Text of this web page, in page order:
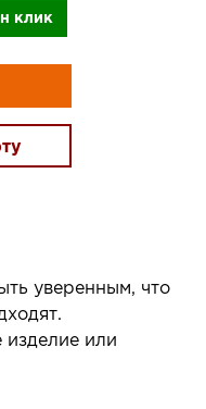
клик
уверенным, что
или
салон и